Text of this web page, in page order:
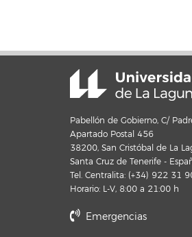
Pabellón de Gobierno, C/
Apartado Postal 456
38200, San Cristóbal de La
Santa Cruz de Tenerife -
Tel. Centralita: (+34) 922 31
Horario: L-V, 8:00 a 21:00 h
Emergencias